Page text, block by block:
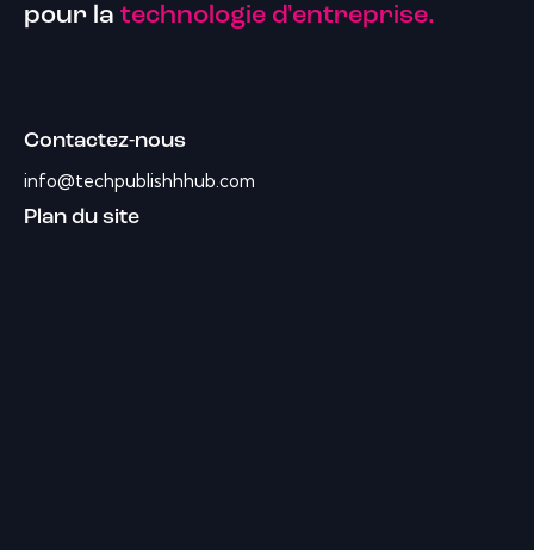
pour la technologie d'entreprise.
Contactez-nous
info@techpublishhhub.com
Plan du site